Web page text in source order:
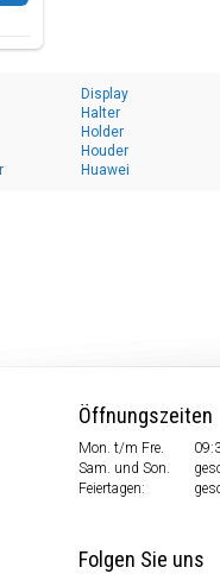
Display
Halter
Holder
Houder
Huawei
Öffnungszeiten
Mon. t/m Fre.
Sam. und Son.
Feiertagen:
Folgen Sie uns